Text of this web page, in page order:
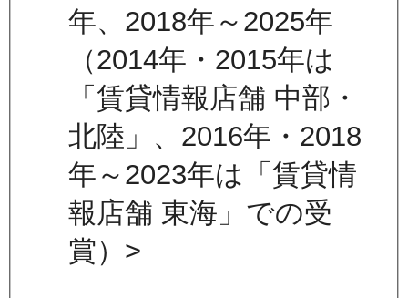
年、2018年～2025年
（2014年・2015年は
「賃貸情報店舗 中部・
北陸」、2016年・2018
年～2023年は「賃貸情
報店舗 東海」での受
賞）>